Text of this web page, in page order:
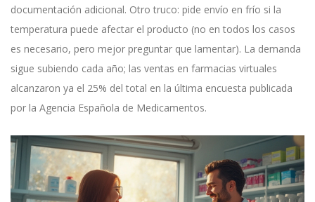
documentación adicional. Otro truco: pide envío en frío si la
temperatura puede afectar el producto (no en todos los casos
es necesario, pero mejor preguntar que lamentar). La demanda
sigue subiendo cada año; las ventas en farmacias virtuales
alcanzaron ya el 25% del total en la última encuesta publicada
por la Agencia Española de Medicamentos.